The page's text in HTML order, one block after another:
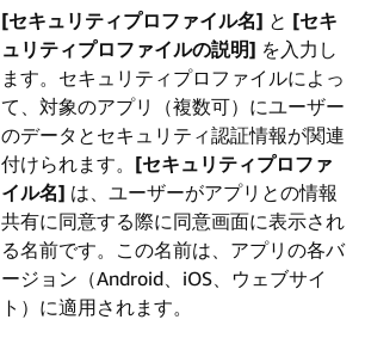
[セキュリティプロファイル名] と [セキ
ュリティプロファイルの説明] を入力し
ます。セキュリティプロファイルによっ
て、対象のアプリ（複数可）にユーザー
のデータとセキュリティ認証情報が関連
付けられます。 [セキュリティプロファ
イル名] は、ユーザーがアプリとの情報
共有に同意する際に同意画面に表示され
る名前です。この名前は、アプリの各バ
ージョン（Android、iOS、ウェブサイ
ト）に適用されます。